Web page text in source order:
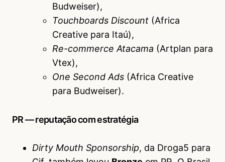
Budweiser),
Touchboards Discount (Africa
Creative para Itaú),
Re-commerce Atacama (Artplan para
Vtex),
One Second Ads (Africa Creative
para Budweiser).
PR — reputação com estratégia
Dirty Mouth Sponsorship, da Droga5 para